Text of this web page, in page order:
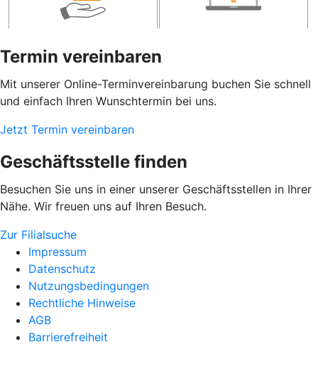
Termin vereinbaren
Mit unserer Online-Terminvereinbarung buchen Sie schnell
und einfach Ihren Wunschtermin bei uns.
Jetzt Termin vereinbaren
Geschäftsstelle finden
Besuchen Sie uns in einer unserer Geschäftsstellen in Ihrer
Nähe. Wir freuen uns auf Ihren Besuch.
Zur Filialsuche
Impressum
Datenschutz
Nutzungsbedingungen
Rechtliche Hinweise
AGB
Barrierefreiheit